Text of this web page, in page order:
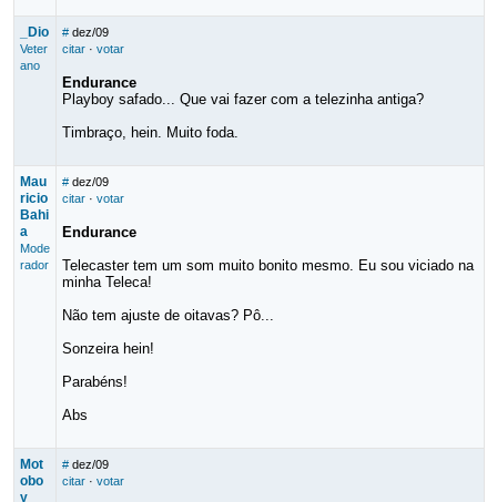
_Dio
Veter
ano
# dez/09
citar· votar
Endurance
Playboy safado... Que vai fazer com a telezinha antiga?
Timbraço, hein. Muito foda.
Mau
ricio
Bahi
a
Mode
rador
# dez/09
citar· votar
Endurance
Telecaster tem um som muito bonito mesmo. Eu sou viciado na
minha Teleca!
Não tem ajuste de oitavas? Pô...
Sonzeira hein!
Parabéns!
Abs
Mot
obo
y
# dez/09
citar· votar